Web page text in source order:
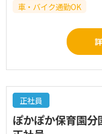
車・バイク通勤OK
正社員
ぽかぽか保育園